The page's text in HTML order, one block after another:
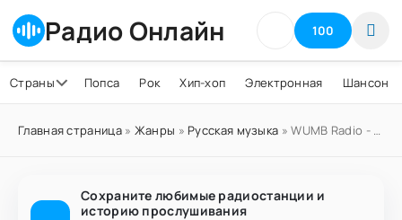
Радио Онлайн 100
Страны Попса Рок Хип-хоп Электронная Шансон
Главная страница» Жанры » Русская музыка » WUMB Radio - Holiday
Сохраните любимые радиостанции и
историю прослушивания